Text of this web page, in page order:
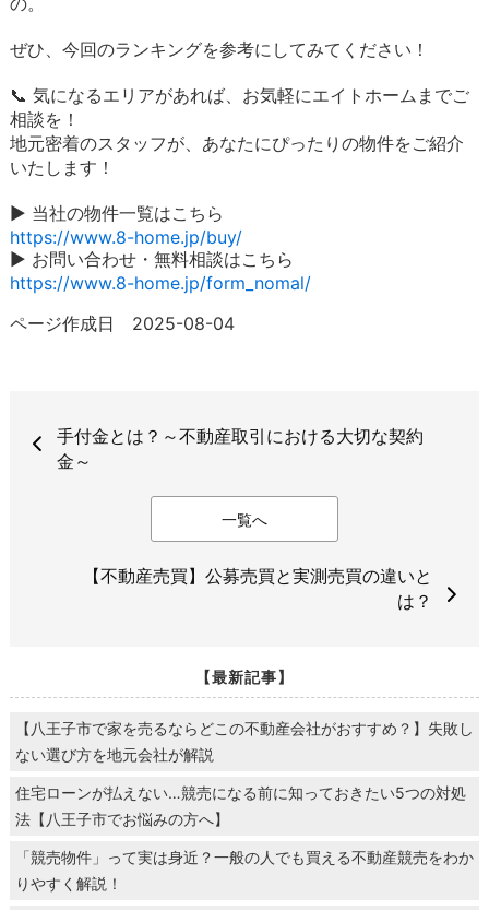
ぜひ、今回のランキングを参考にしてみてください！
📞 気になるエリアがあれば、お気軽にエイトホームまでご
相談を！
地元密着のスタッフが、あなたにぴったりの物件をご紹介
いたします！
▶️ 当社の物件一覧はこちら
https://www.8-home.jp/buy/
▶️ お問い合わせ・無料相談はこちら
https://www.8-home.jp/form_nomal/
ページ作成日 2025-08-04
手付金とは？～不動産取引における大切な契約
金～
一覧へ
【不動産売買】公募売買と実測売買の違いと
は？
【最新記事】
【八王子市で家を売るならどこの不動産会社がおすすめ？】失敗し
ない選び方を地元会社が解説
住宅ローンが払えない…競売になる前に知っておきたい5つの対処
法【八王子市でお悩みの方へ】
「競売物件」って実は身近？一般の人でも買える不動産競売をわか
りやすく解説！